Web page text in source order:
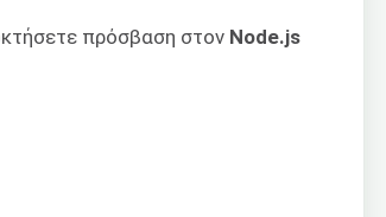
πρόσβαση στον Node.js